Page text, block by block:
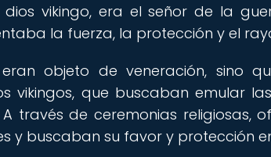
dios vikingo, era el señor de la
la fuerza, la protección y el
objeto de veneración, sino
vikingos, que buscaban emular
través de ceremonias religiosas,
y buscaban su favor y protección